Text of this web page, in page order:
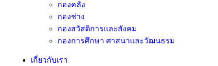
กองคลัง
กองช่าง
กองสวัสดิการและสังคม
กองการศึกษา ศาสนาและวัฒนธรม
เกี่ยวกับเรา